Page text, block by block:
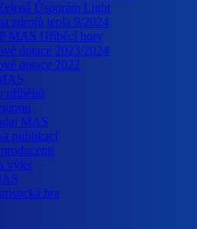
Úsporám Light
zdrojů tepla 9/2024
MAS Hříběcí hory
dotace 2023/2024
dotace 2022
příběhů
MAS
publikací
výlet
hra